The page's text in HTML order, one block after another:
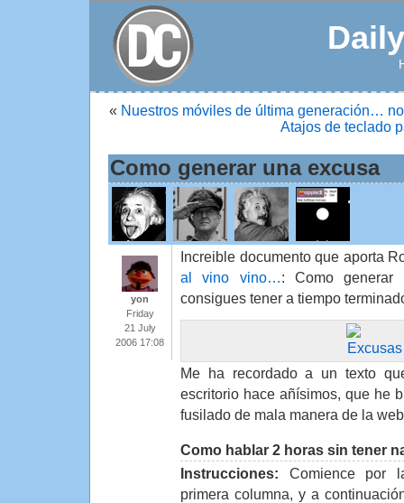
« Nuestros móviles de última generación…
Atajos de teclado
Como generar una excusa
yon
Friday
21 July
2006 17:08
Increible documento que aporta
al vino vino… : Como generar
consigues tener a tiempo
Me ha recordado a un texto
escritorio hace añísimos, que he
fusilado de mala manera de la
Como hablar 2 horas sin tener
Instrucciones: Comience por
primera columna, y a